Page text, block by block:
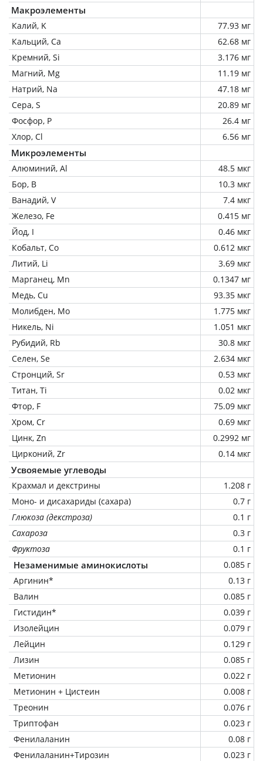
Макроэлементы
Калий, K
77.93 мг
Кальций, Ca
62.68 мг
Кремний, Si
3.176 мг
Магний, Mg
11.19 мг
Натрий, Na
47.18 мг
Сера, S
20.89 мг
Фосфор, P
26.4 мг
Хлор, Cl
6.56 мг
Микроэлементы
Алюминий, Al
48.5 мкг
Бор, B
10.3 мкг
Ванадий, V
7.4 мкг
Железо, Fe
0.415 мг
Йод, I
0.46 мкг
Кобальт, Co
0.612 мкг
Литий, Li
3.69 мкг
Марганец, Mn
0.1347 мг
Медь, Cu
93.35 мкг
Молибден, Mo
1.775 мкг
Никель, Ni
1.051 мкг
Рубидий, Rb
30.8 мкг
Селен, Se
2.634 мкг
Стронций, Sr
0.53 мкг
Титан, Ti
0.02 мкг
Фтор, F
75.09 мкг
Хром, Cr
0.69 мкг
Цинк, Zn
0.2992 мг
Цирконий, Zr
0.14 мкг
Усвояемые углеводы
Крахмал и декстрины
1.208 г
Моно- и дисахариды (сахара)
0.7 г
Глюкоза (декстроза)
0.1 г
Сахароза
0.3 г
Фруктоза
0.1 г
Незаменимые аминокислоты
0.085 г
Аргинин*
0.13 г
Валин
0.085 г
Гистидин*
0.039 г
Изолейцин
0.079 г
Лейцин
0.129 г
Лизин
0.085 г
Метионин
0.022 г
Метионин + Цистеин
0.008 г
Треонин
0.076 г
Триптофан
0.023 г
Фенилаланин
0.08 г
Фенилаланин+Тирозин
0.023 г